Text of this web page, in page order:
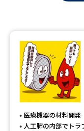
過去問題集
大学・短大以外の資
専門学校の資料請求
留学・進学関連、塾・予
医療機器の材料開発
人工肺の内部でトラ